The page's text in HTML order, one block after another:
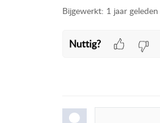
Bijgewerkt: 1 jaar geleden
Nuttig?